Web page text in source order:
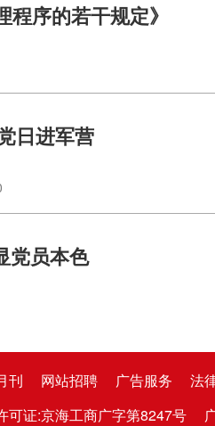
序的若干规定》
日进军营
党员本色
刊 网站招聘 广告服务 法
可证:京海工商广字第8247号